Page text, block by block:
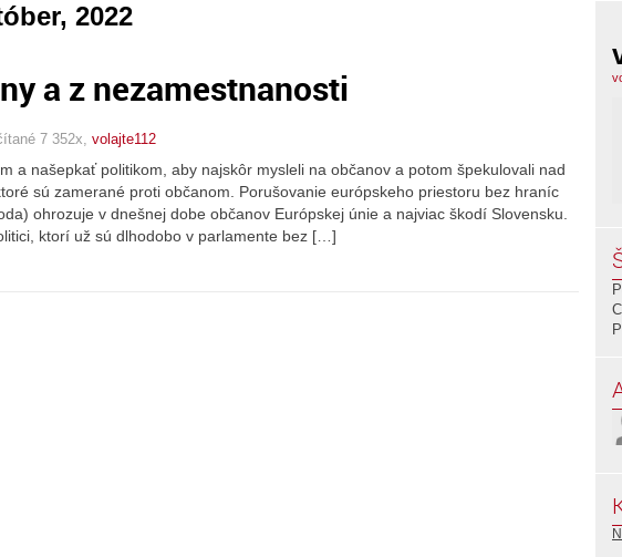
2022
a z nezamestnanosti
7 352x, volajte112
a našepkať politikom, aby najskôr mysleli na občanov a potom špekulovali nad
sú zamerané proti občanom. Porušovanie európskeho priestoru bez hraníc
ohrozuje v dnešnej dobe občanov Európskej únie a najviac škodí Slovensku.
ktorí už sú dlhodobo v parlamente bez […]